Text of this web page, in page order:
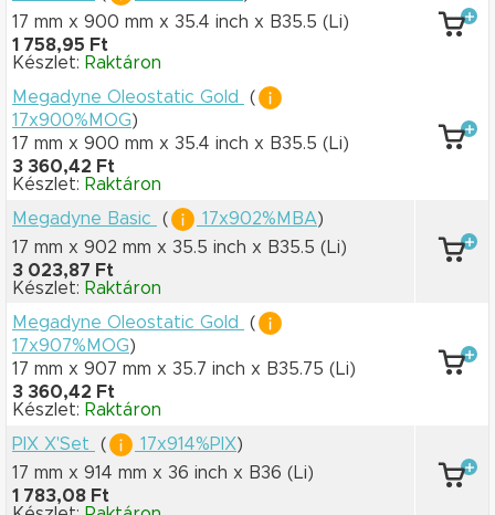
17 mm x 900 mm x 35.4 inch x B35.5 (Li)
1 758,95 Ft
Készlet: Raktáron
Megadyne Oleostatic Gold
(
17x900%MOG)
17 mm x 900 mm x 35.4 inch x B35.5 (Li)
3 360,42 Ft
Készlet: Raktáron
Megadyne Basic
( 17x902%MBA)
17 mm x 902 mm x 35.5 inch x B35.5 (Li)
3 023,87 Ft
Készlet: Raktáron
Megadyne Oleostatic Gold
(
17x907%MOG)
17 mm x 907 mm x 35.7 inch x B35.75 (Li)
3 360,42 Ft
Készlet: Raktáron
PIX X'Set
( 17x914%PIX)
17 mm x 914 mm x 36 inch x B36 (Li)
1 783,08 Ft